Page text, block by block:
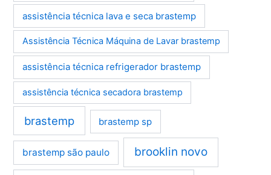
assistência técnica lava e seca brastemp
Assistência Técnica Máquina de Lavar brastemp
assistência técnica refrigerador brastemp
assistência técnica secadora brastemp
brastemp brastemp sp
brastemp são paulo brooklin novo